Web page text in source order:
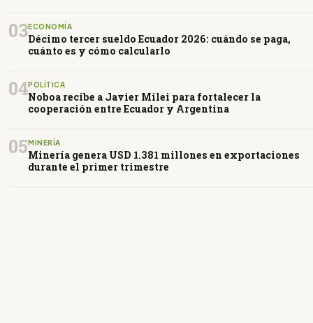
03ECONOMÍA
Décimo tercer sueldo Ecuador 2026: cuándo se paga,
cuánto es y cómo calcularlo
04POLÍTICA
Noboa recibe a Javier Milei para fortalecer la
cooperación entre Ecuador y Argentina
05 MINERÍA
Minería genera USD 1.381 millones en exportaciones
durante el primer trimestre